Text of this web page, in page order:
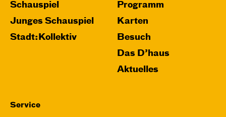
Schauspiel
Junges Schauspiel
Stadt:Kollektiv
Programm
Karten
Besuch
Das D’haus
Aktuelles
Service